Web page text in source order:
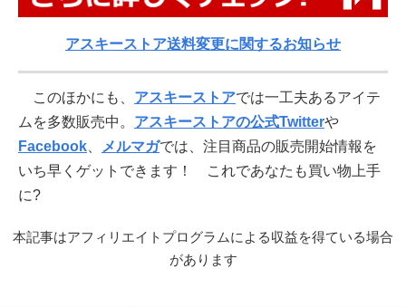
アスキーストア送料変更に関するお知らせ
このほかにも、 アスキーストアでは一工夫あるアイテ
ムを多数販売中。 アスキーストアの公式Twitterや
Facebook
メルマガでは、注目商品の販売開始情報を
いち早くゲットできます！ これであなたも買い物上手
に?
本記事はアフィリエイトプログラムによる収益を得ている場合
があります